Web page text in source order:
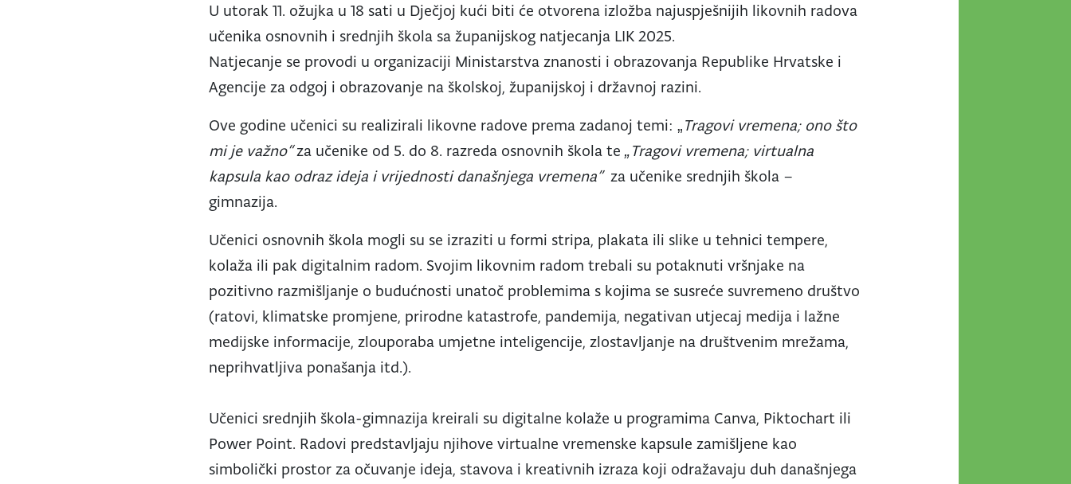
U utorak 11. ožujka u 18 sati u Dječjoj kući biti će otvorena izložba najuspješnijih likovnih radova
učenika osnovnih i srednjih škola sa županijskog natjecanja LIK 2025.
Natjecanje se provodi u organizaciji Ministarstva znanosti i obrazovanja Republike Hrvatske i
Agencije za odgoj i obrazovanje na školskoj, županijskoj i državnoj razini.
Ove godine učenici su realizirali likovne radove prema zadanoj temi: „Tragovi vremena; ono što
mi je važno“za učenike od 5. do 8. razreda osnovnih škola te„Tragovi vremena; virtualna
kapsula kao odraz ideja i vrijednosti današnjega vremena”za učenike srednjih škola –
gimnazija.
Učenici osnovnih škola mogli su se izraziti u formi stripa, plakata ili slike u tehnici tempere,
kolaža ili pak digitalnim radom. Svojim likovnim radom trebali su potaknuti vršnjake na
pozitivno razmišljanje o budućnosti unatoč problemima s kojima se susreće suvremeno društvo
(ratovi, klimatske promjene, prirodne katastrofe, pandemija, negativan utjecaj medija i lažne
medijske informacije, zlouporaba umjetne inteligencije, zlostavljanje na društvenim mrežama,
neprihvatljiva ponašanja itd.).
Učenici srednjih škola-gimnazija kreirali su digitalne kolaže u programima Canva, Piktochart ili
Power Point. Radovi predstavljaju njihove virtualne vremenske kapsule zamišljene kao
simbolički prostor za očuvanje ideja, stavova i kreativnih izraza koji odražavaju duh današnjega